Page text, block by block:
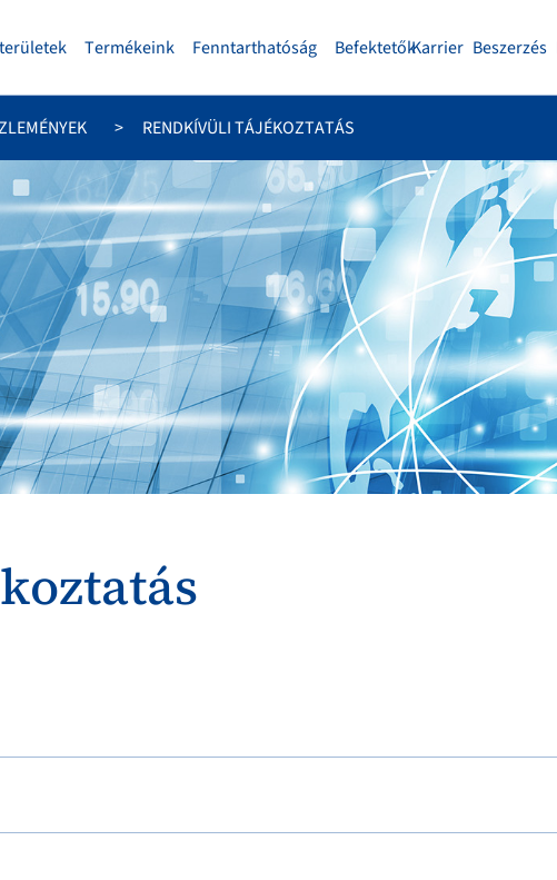
Termékeink Fenntarthatóság BefektetőkKarrier Beszerzés
RENDKÍVÜLI TÁJÉKOZTATÁS